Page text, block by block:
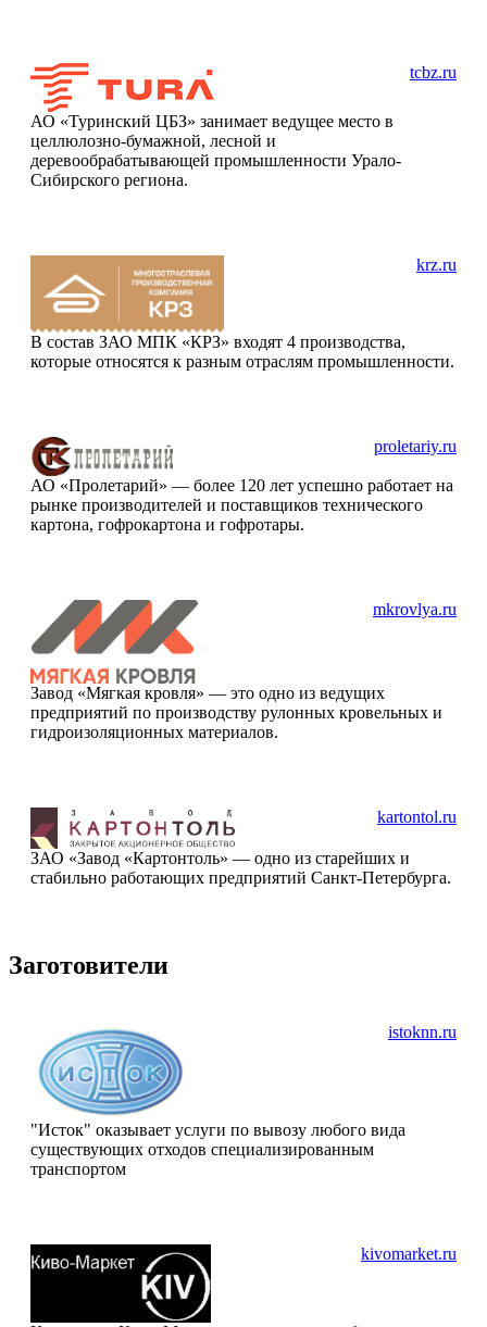
tcbz.ru
АО «Туринский ЦБЗ» занимает ведущее место в
целлюлозно-бумажной, лесной и
деревообрабатывающей промышленности Урало-
Сибирского региона.
krz.ru
В состав ЗАО МПК «КРЗ» входят 4 производства,
которые относятся к разным отраслям промышленности.
proletariy.ru
АО «Пролетарий» — более 120 лет успешно работает на
рынке производителей и поставщиков технического
картона, гофрокартона и гофротары.
mkrovlya.ru
Завод «Мягкая кровля» — это одно из ведущих
предприятий по производству рулонных кровельных и
гидроизоляционных материалов.
kartontol.ru
ЗАО «Завод «Картонтоль» — одно из старейших и
стабильно работающих предприятий Санкт-Петербурга.
Заготовители
istoknn.ru
"Исток" оказывает услуги по вывозу любого вида
существующих отходов специализированным
транспортом
kivomarket.ru